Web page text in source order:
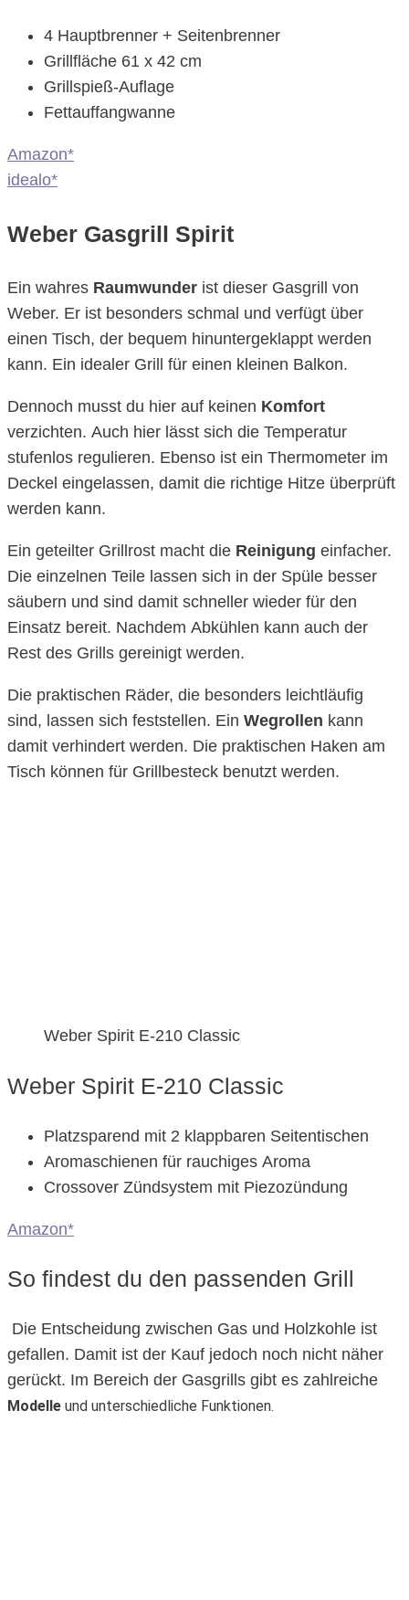
4 Hauptbrenner + Seitenbrenner
Grillfläche 61 x 42 cm
Grillspieß-Auflage
Fettauffangwanne
Amazon*
idealo*
Weber Gasgrill Spirit
Ein wahres Raumwunder ist dieser Gasgrill von
Weber. Er ist besonders schmal und verfügt über
einen Tisch, der bequem hinuntergeklappt werden
kann. Ein idealer Grill für einen kleinen Balkon.
Dennoch musst du hier auf keinen Komfort
verzichten. Auch hier lässt sich die Temperatur
stufenlos regulieren. Ebenso ist ein Thermometer im
Deckel eingelassen, damit die richtige Hitze überprüft
werden kann.
Ein geteilter Grillrost macht die Reinigung einfacher.
Die einzelnen Teile lassen sich in der Spüle besser
säubern und sind damit schneller wieder für den
Einsatz bereit. Nachdem Abkühlen kann auch der
Rest des Grills gereinigt werden.
Die praktischen Räder, die besonders leichtläufig
sind, lassen sich feststellen. Ein Wegrollen kann
damit verhindert werden. Die praktischen Haken am
Tisch können für Grillbesteck benutzt werden.
Weber Spirit E-210 Classic
Weber Spirit E-210 Classic
Platzsparend mit 2 klappbaren Seitentischen
Aromaschienen für rauchiges Aroma
Crossover Zündsystem mit Piezozündung
Amazon*
So findest du den passenden Grill
Die Entscheidung zwischen Gas und Holzkohle ist
gefallen. Damit ist der Kauf jedoch noch nicht näher
gerückt. Im Bereich der Gasgrills gibt es zahlreiche
Modelle und unterschiedliche Funktionen.